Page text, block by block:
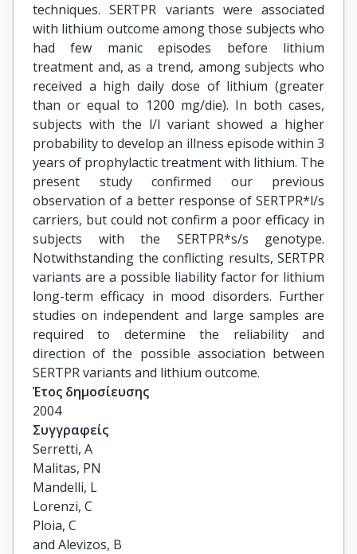
techniques. SERTPR variants were associated
with lithium outcome among those subjects who
had few manic episodes before lithium
treatment and, as a trend, among subjects who
received a high daily dose of lithium (greater
than or equal to 1200 mg/die). In both cases,
subjects with the l/l variant showed a higher
probability to develop an illness episode within 3
years of prophylactic treatment with lithium. The
present study confirmed our previous
observation of a better response of SERTPR*l/s
carriers, but could not confirm a poor efficacy in
subjects with the SERTPR*s/s genotype.
Notwithstanding the conflicting results, SERTPR
variants are a possible liability factor for lithium
long-term efficacy in mood disorders. Further
studies on independent and large samples are
required to determine the reliability and
direction of the possible association between
SERTPR variants and lithium outcome.
Έτος δημοσίευσης
2004
Συγγραφείς
Serretti, A
Malitas, PN
Mandelli, L
Lorenzi, C
Ploia, C
and Alevizos, B